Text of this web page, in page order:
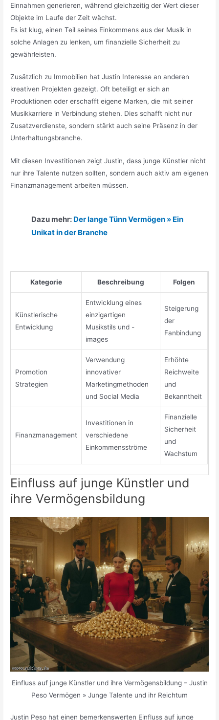
Einnahmen generieren, während gleichzeitig der Wert dieser
Objekte im Laufe der Zeit wächst.
Es ist klug, einen Teil seines Einkommens aus der Musik in
solche Anlagen zu lenken, um finanzielle Sicherheit zu
gewährleisten.
Zusätzlich zu Immobilien hat Justin Interesse an anderen
kreativen Projekten gezeigt. Oft beteiligt er sich an
Produktionen oder erschafft eigene Marken, die mit seiner
Musikkarriere in Verbindung stehen. Dies schafft nicht nur
Zusatzverdienste, sondern stärkt auch seine Präsenz in der
Unterhaltungsbranche.
Mit diesen Investitionen zeigt Justin, dass junge Künstler nicht
nur ihre Talente nutzen sollten, sondern auch aktiv am eigenen
Finanzmanagement arbeiten müssen.
Dazu mehr: Der lange Tünn Vermögen » Ein
Unikat in der Branche
Kategorie Beschreibung Folgen
Künstlerische
Entwicklung
Entwicklung eines
einzigartigen
Musikstils und -
images
Steigerung
der
Fanbindung
Promotion
Strategien
Verwendung
innovativer
Marketingmethoden
und Social Media
Erhöhte
Reichweite
und
Bekanntheit
Finanzmanagement
Investitionen in
verschiedene
Einkommensströme
Finanzielle
Sicherheit
und
Wachstum
Einfluss auf junge Künstler und
ihre Vermögensbildung
Einfluss auf junge Künstler und ihre Vermögensbildung – Justin
Peso Vermögen » Junge Talente und ihr Reichtum
Justin Peso hat einen bemerkenswerten Einfluss auf junge